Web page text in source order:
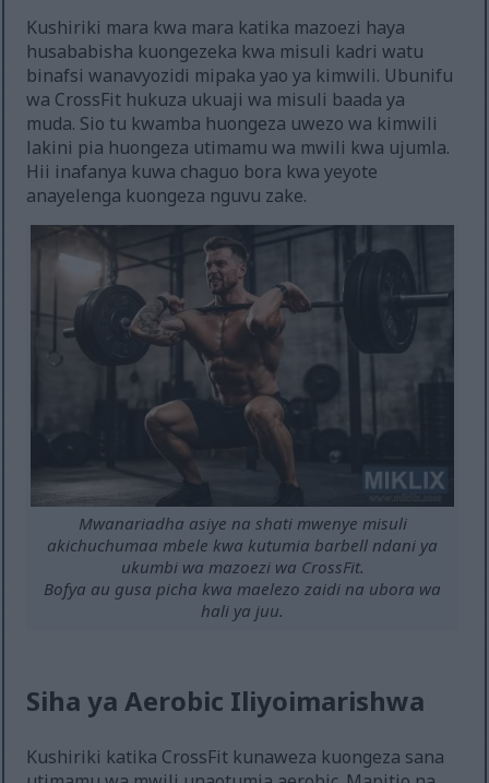
Kushiriki mara kwa mara katika mazoezi haya
husababisha kuongezeka kwa misuli kadri watu
binafsi wanavyozidi mipaka yao ya kimwili. Ubunifu
wa CrossFit hukuza ukuaji wa misuli baada ya
muda. Sio tu kwamba huongeza uwezo wa kimwili
lakini pia huongeza utimamu wa mwili kwa ujumla.
Hii inafanya kuwa chaguo bora kwa yeyote
anayelenga kuongeza nguvu zake.
Mwanariadha asiye na shati mwenye misuli
akichuchumaa mbele kwa kutumia barbell ndani ya
ukumbi wa mazoezi wa CrossFit.
Bofya au gusa picha kwa maelezo zaidi na ubora wa
hali ya juu.
Siha ya Aerobic Iliyoimarishwa
Kushiriki katika CrossFit kunaweza kuongeza sana